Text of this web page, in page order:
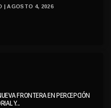
| AGOSTO 4, 2026
FRONTERA EN PERCEPCIÓN
Y...